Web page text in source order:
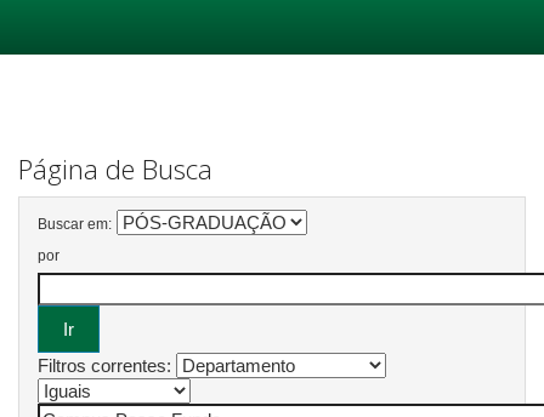
Página de Busca
Buscar em:
por
Filtros correntes: